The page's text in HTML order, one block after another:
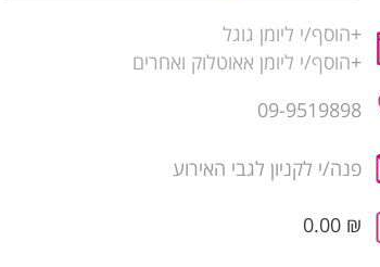
+הוסף/י ליומן גוגל
+הוסף/י ליומן אאוטלוק ואחרים
09-9519898
פנה/י לקניון לגבי האירוע
₪ 0.00